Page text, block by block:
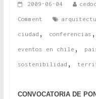
2009-06-04
Comment
ciudad , conferencias ,
eventos en chile ,
sostenibilidad ,
CONVOCATORIA DE